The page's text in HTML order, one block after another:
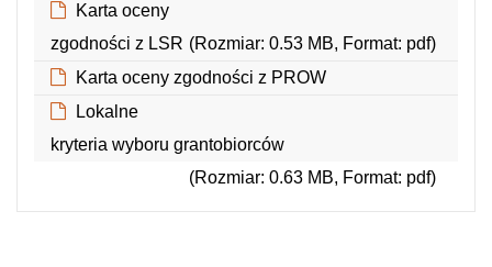
Karta oceny
zgodności z LSR (Rozmiar: 0.53 MB, Format: pdf)
Karta oceny zgodności z PROW
Lokalne
kryteria wyboru grantobiorców
(Rozmiar: 0.63 MB, Format: pdf)